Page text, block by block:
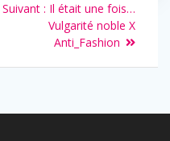
Suivant : Il était une fois…
Vulgarité noble X
Anti_Fashion